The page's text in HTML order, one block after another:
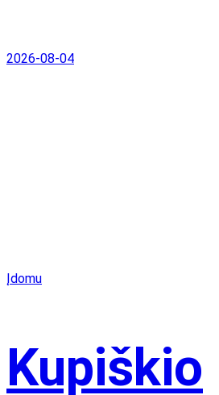
2026-08-04
Įdomu
Kupiškio